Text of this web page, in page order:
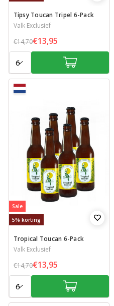
Tipsy Toucan Tripel 6-Pack
Valk Exclusief
€14,70€13,95
Sale
5% korting
Tropical Toucan 6-Pack
Valk Exclusief
€14,70€13,95